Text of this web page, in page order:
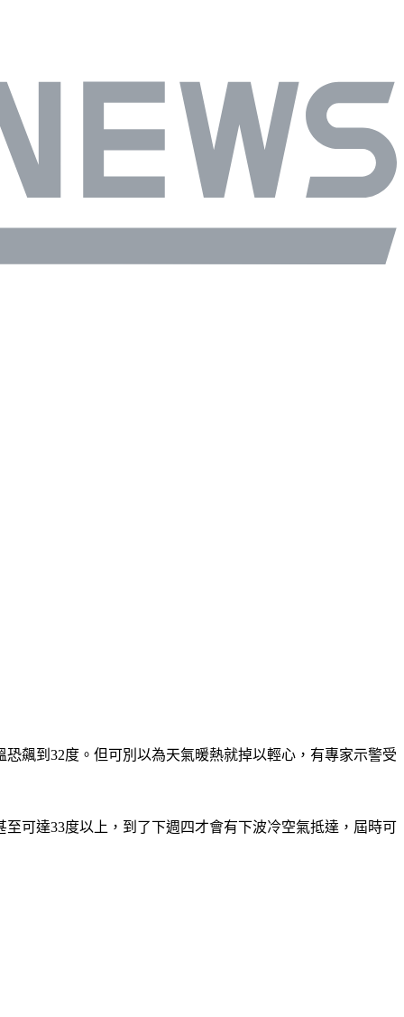
飆到32度。但可別以為天氣暖熱就掉以輕心，有專家示警受
可達33度以上，到了下週四才會有下波冷空氣抵達，屆時可